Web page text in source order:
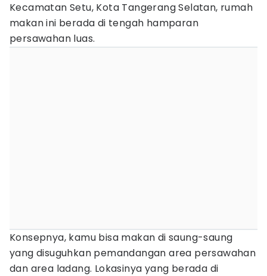
Kecamatan Setu, Kota Tangerang Selatan, rumah
makan ini berada di tengah hamparan
persawahan luas.
Konsepnya, kamu bisa makan di saung-saung
yang disuguhkan pemandangan area persawahan
dan area ladang. Lokasinya yang berada di